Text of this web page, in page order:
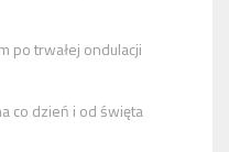
po trwałej ondulacji
co dzień i od święta